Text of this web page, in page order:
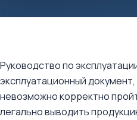
Руководство по
эксплуатационный
невозможно корректно
легально выводить